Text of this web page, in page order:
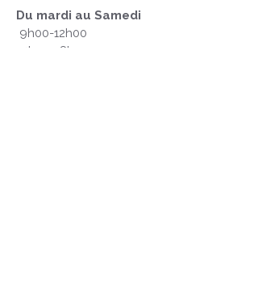
Du mardi au Samedi
9h00-12h00
14h00-18h00